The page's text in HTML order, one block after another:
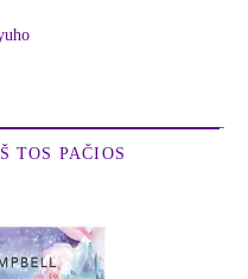
pamąstyti apie
mes iš tikrųjų
TOS PAČIOS